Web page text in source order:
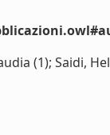
(1); Saidi,